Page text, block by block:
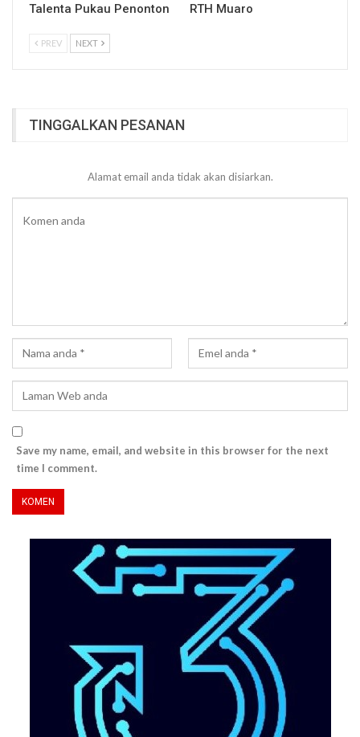
Talenta Pukau Penonton RTH Muaro
PREV NEXT
TINGGALKAN PESANAN
Alamat email anda tidak akan disiarkan.
Save my name, email, and website in this browser for the next
time I comment.